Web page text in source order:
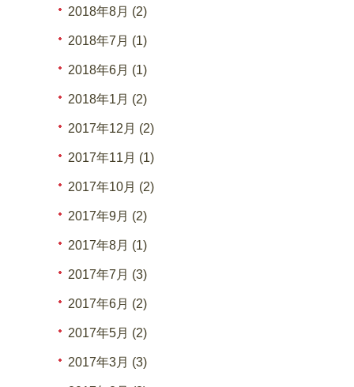
2018年8月 (2)
2018年7月 (1)
2018年6月 (1)
2018年1月 (2)
2017年12月 (2)
2017年11月 (1)
2017年10月 (2)
2017年9月 (2)
2017年8月 (1)
2017年7月 (3)
2017年6月 (2)
2017年5月 (2)
2017年3月 (3)